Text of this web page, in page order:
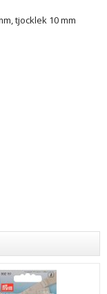
tjocklek 10 mm